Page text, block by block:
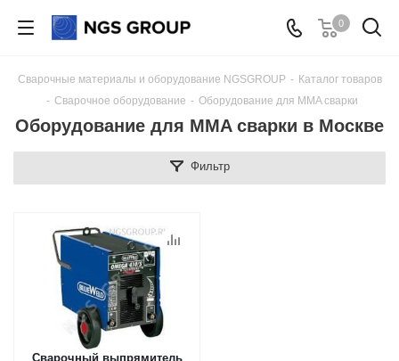
0
Сварочные материалы и оборудование NGSGROUP - Каталог товаров
- Сварочное оборудование - Оборудование для MMA сварки
Оборудование для MMA сварки в Москве
Фильтр
Сварочный выпрямитель